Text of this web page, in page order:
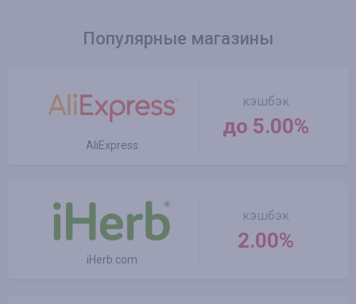
Популярные магазины
AliExpress
кэшбэк
до 5.00%
iHerb.com
кэшбэк
2.00%